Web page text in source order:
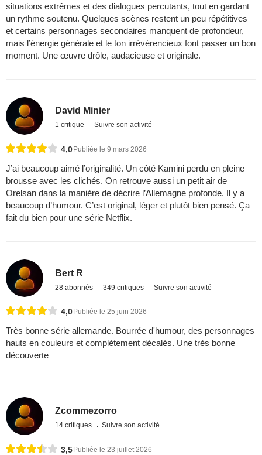
situations extrêmes et des dialogues percutants, tout en gardant
un rythme soutenu. Quelques scènes restent un peu répétitives
et certains personnages secondaires manquent de profondeur,
mais l’énergie générale et le ton irrévérencieux font passer un bon
moment. Une œuvre drôle, audacieuse et originale.
David Minier
1 critique Suivre son activité
4,0 Publiée le 9 mars 2026
J’ai beaucoup aimé l’originalité. Un côté Kamini perdu en pleine
brousse avec les clichés. On retrouve aussi un petit air de
Orelsan dans la manière de décrire l’Allemagne profonde. Il y a
beaucoup d’humour. C’est original, léger et plutôt bien pensé. Ça
fait du bien pour une série Netflix.
Bert R
28 abonnés 349 critiques Suivre son activité
4,0 Publiée le 25 juin 2026
Très bonne série allemande. Bourrée d'humour, des personnages
hauts en couleurs et complètement décalés. Une très bonne
découverte
Zcommezorro
14 critiques Suivre son activité
3,5Publiée le 23 juillet 2026